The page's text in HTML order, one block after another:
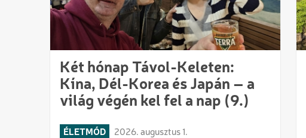
Két hónap Távol-Keleten:
Kína, Dél-Korea és Japán – a
világ végén kel fel a nap (9.)
ÉLETMÓD 2026. augusztus 1.